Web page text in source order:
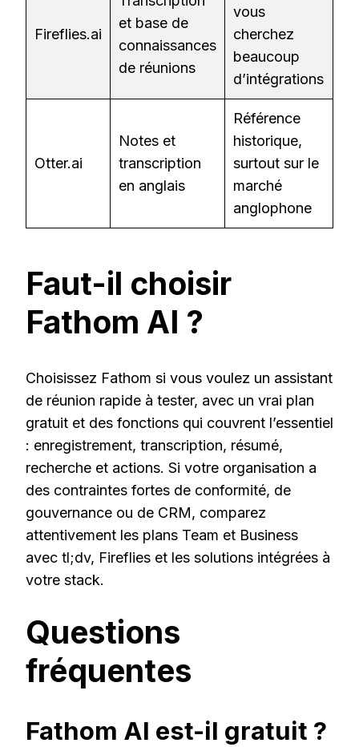
Fireflies.ai
et base de
connaissances
de réunions
vous
cherchez
beaucoup
d’intégrations
Otter.ai
Notes et
transcription
en anglais
Référence
historique,
surtout sur le
marché
anglophone
Faut-il choisir
Fathom AI ?
Choisissez Fathom si vous voulez un assistant
de réunion rapide à tester, avec un vrai plan
gratuit et des fonctions qui couvrent l’essentiel
: enregistrement, transcription, résumé,
recherche et actions. Si votre organisation a
des contraintes fortes de conformité, de
gouvernance ou de CRM, comparez
attentivement les plans Team et Business
avec tl;dv, Fireflies et les solutions intégrées à
votre stack.
Questions
fréquentes
Fathom AI est-il gratuit ?